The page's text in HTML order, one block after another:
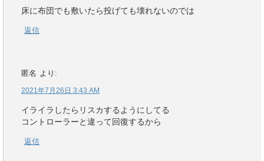
床に布団でも敷いたら投げても壊れないのでは
返信
匿名 より:
2021年7月26日 3:43 AM
イライラしたらリスカするようにしてる
コントローラーと違って回復するから
返信